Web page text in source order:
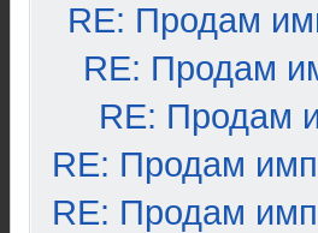
RE: Продам
RE: Продам
RE: Продам
RE: Продам
RE: Продам